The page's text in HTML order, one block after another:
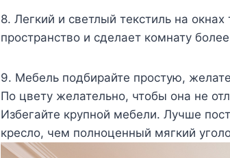
8. Легкий и светлый текстиль на
пространство и сделает комнату
9. Мебель подбирайте простую,
По цвету желательно, чтобы она не
Избегайте крупной мебели. Лучше
кресло, чем полноценный мягкий